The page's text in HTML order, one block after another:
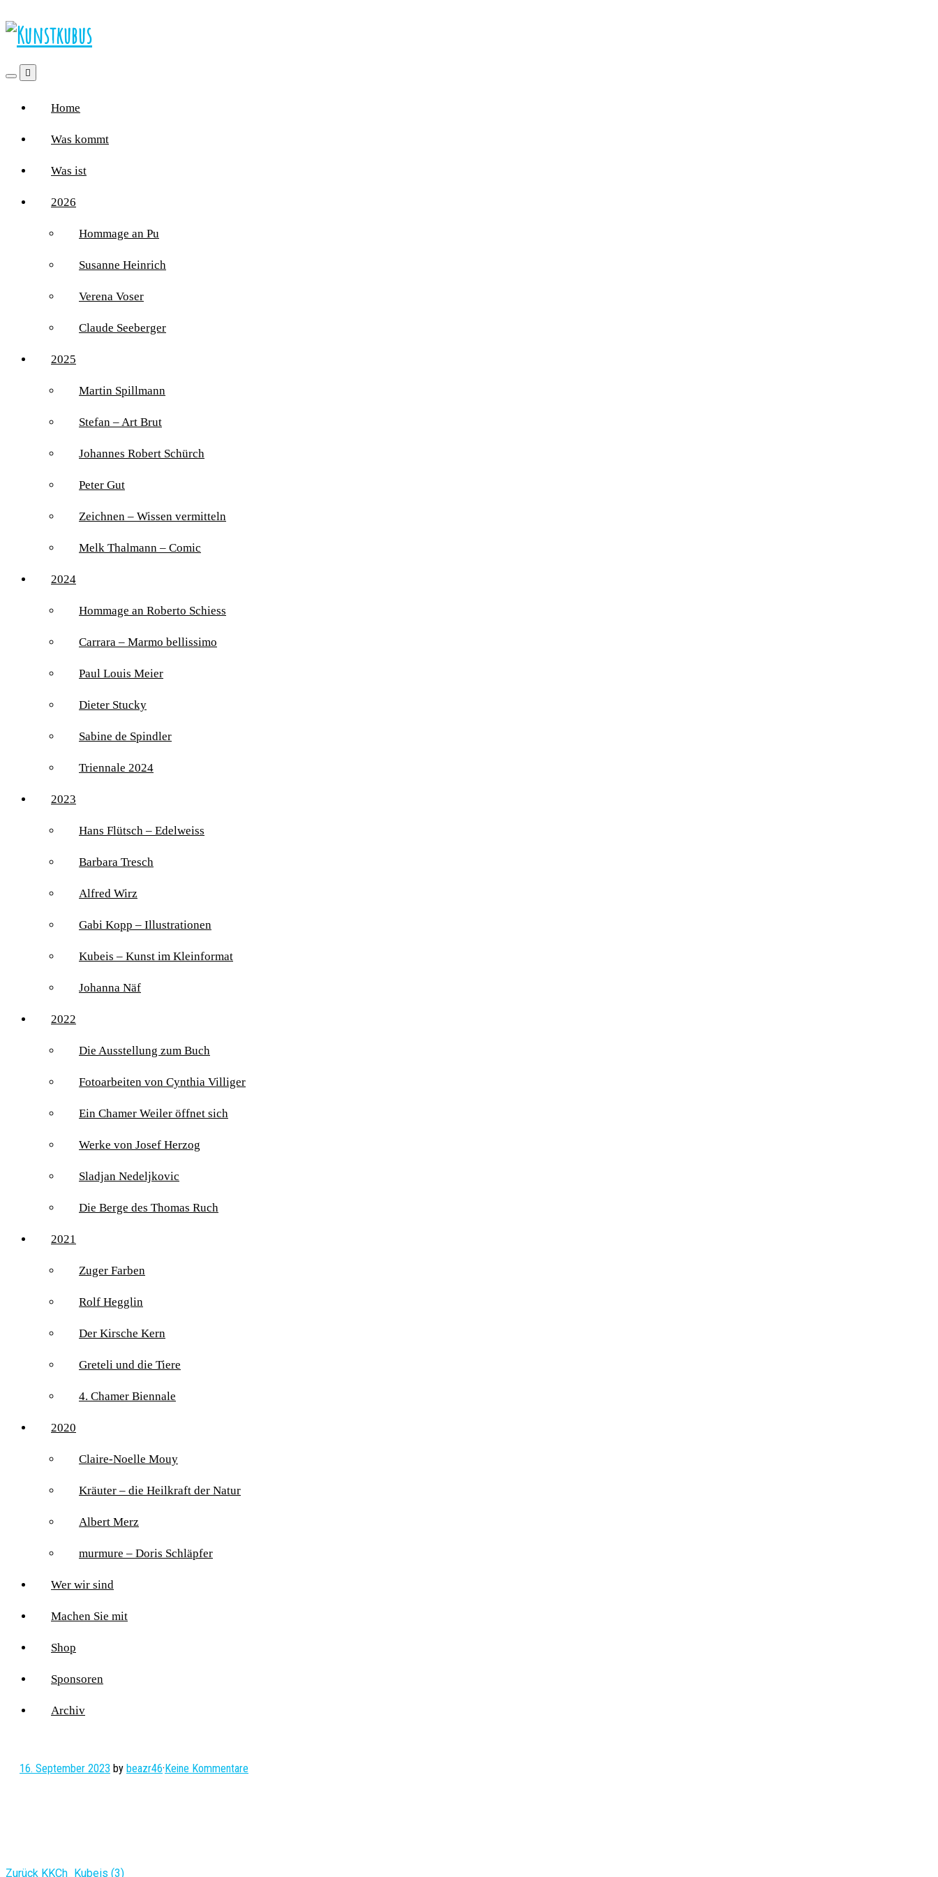
Home
Was kommt
Was ist
2026
Hommage an Pu
Susanne Heinrich
Verena Voser
Claude Seeberger
2025
Martin Spillmann
Stefan – Art Brut
Johannes Robert Schürch
Peter Gut
Zeichnen – Wissen vermitteln
Melk Thalmann – Comic
2024
Hommage an Roberto Schiess
Carrara – Marmo bellissimo
Paul Louis Meier
Dieter Stucky
Sabine de Spindler
Triennale 2024
2023
Hans Flütsch – Edelweiss
Barbara Tresch
Alfred Wirz
Gabi Kopp – Illustrationen
Kubeis – Kunst im Kleinformat
Johanna Näf
2022
Die Ausstellung zum Buch
Fotoarbeiten von Cynthia Villiger
Ein Chamer Weiler öffnet sich
Werke von Josef Herzog
Sladjan Nedeljkovic
Die Berge des Thomas Ruch
2021
Zuger Farben
Rolf Hegglin
Der Kirsche Kern
Greteli und die Tiere
4. Chamer Biennale
2020
Claire-Noelle Mouy
Kräuter – die Heilkraft der Natur
Albert Merz
murmure – Doris Schläpfer
Wer wir sind
Machen Sie mit
Shop
Sponsoren
Archiv
16. September 2023 by beazr46· Keine Kommentare
Zurück Vorheriger
KKCh_Kubeis (3)